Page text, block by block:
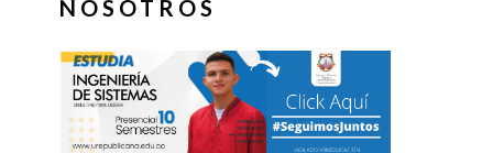
NOSOTROS